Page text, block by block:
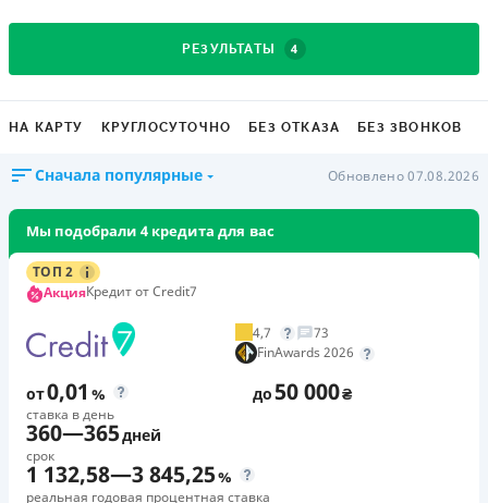
РЕЗУЛЬТАТЫ 4
НА КАРТУ КРУГЛОСУТОЧНО БЕЗ ОТКАЗА БЕЗ ЗВОНКОВ
Сначала популярные Обновлено 07.08.2026
Мы подобрали 4 кредита для вас
ТОП 2
АкцияКредит от Credit7
4,7
73
FinAwards 2026
от0,01 %
ставка в день
до50 000₴
360—365дней
срок
1 132,58—3 845,25%
реальная годовая процентная ставка